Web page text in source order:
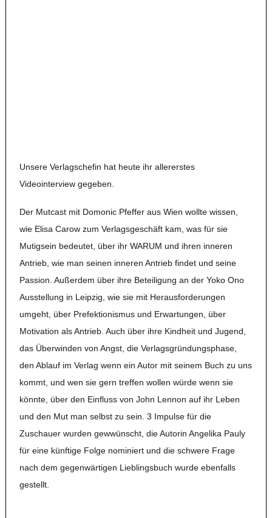
Unsere Verlagschefin hat heute ihr allererstes
Videointerview gegeben.
Der Mutcast mit Domonic Pfeffer aus Wien wollte wissen,
wie Elisa Carow zum Verlagsgeschäft kam, was für sie
Mutigsein bedeutet, über ihr WARUM und ihren inneren
Antrieb, wie man seinen inneren Antrieb findet und seine
Passion. Außerdem über ihre Beteiligung an der Yoko Ono
Ausstellung in Leipzig, wie sie mit Herausforderungen
umgeht, über Prefektionismus und Erwartungen, über
Motivation als Antrieb. Auch über ihre Kindheit und Jugend,
das Überwinden von Angst, die Verlagsgründungsphase,
den Ablauf im Verlag wenn ein Autor mit seinem Buch zu uns
kommt, und wen sie gern treffen wollen würde wenn sie
könnte, über den Einfluss von John Lennon auf ihr Leben
und den Mut man selbst zu sein. 3 Impulse für die
Zuschauer wurden gewwünscht, die AutorinAngelika Pauly
für eine künftige Folge nominiert und die schwere Frage
nach dem gegenwärtigen Lieblingsbuch wurde ebenfalls
gestellt.